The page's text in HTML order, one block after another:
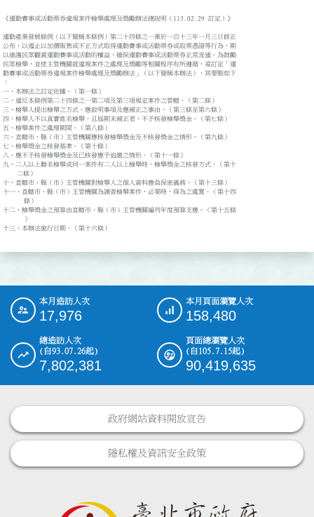
《運動賽事或活動票券違規案件檢舉處理及獎勵辦法總說明（113.02.29 訂定）》
運動產業發展條例（以下簡稱本條例）第二十四條之一業於一百十三年一月三日修正
公布，以遏止以加價販售或不正方式取得運動賽事或活動票券或取票憑證等行為，期
以維護民眾觀賞運動賽事或活動的權益，確保運動賽事或活動票券正常流通。為鼓勵
民眾檢舉，並使主管機關就違規案件之處理及獎勵等相關程序有所遵循，爰訂定「運
動賽事或活動票券違規案件檢舉處理及獎勵辦法」（以下簡稱本辦法），其要點如下
：
一、本辦法之訂定依據。（第一條）
二、違反本條例第二十四條之一第二項及第三項規定案件之管轄。（第二條）
三、檢舉人提出檢舉之方式、應敘明事項及應補正之事由。（第三條至第六條）
四、檢舉人不以真實姓名檢舉，且屆期未補正者，不予核發檢舉獎金。（第七條）
五、檢舉案件之處理期間。（第八條）
六、直轄市、縣（市）主管機關應核發檢舉獎金及不核發獎金之情形。（第九條）
七、檢舉獎金之核發基準。（第十條）
八、應不予核發檢舉獎金及已核發應予追繳之情形。（第十一條）
九、二人以上聯名檢舉或同一案件有二人以上檢舉時，檢舉獎金之核發方式。（第十
十、直轄市、縣（市）主管機關對檢舉人之個人資料應負保密義務。（第十三條）
十一、直轄市、縣（市）主管機關為調查檢舉案件，必要時，得為之處置。（第十四
十二、檢舉獎金之預算由直轄市、縣（市）主管機關編列年度預算支應。（第十五條
十三、本辦法施行日期。（第十六條）
::: 本月造訪人次
17,976
本月頁面瀏覽人次
158,480
總造訪人次
(自93.07.26起)
7,802,381
頁面總瀏覽人次
(自105.7.15起)
90,419,635
政府網站資料開放宣告
隱私權及資訊安全政策